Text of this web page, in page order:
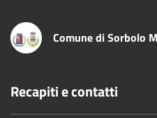
Comune di Sorbolo
Recapiti e contatti